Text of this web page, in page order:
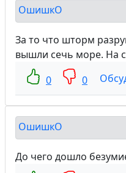
ОшишкО
За то что шторм
вышли сечь море. На
0
0
ОшишкО
До чего дошло